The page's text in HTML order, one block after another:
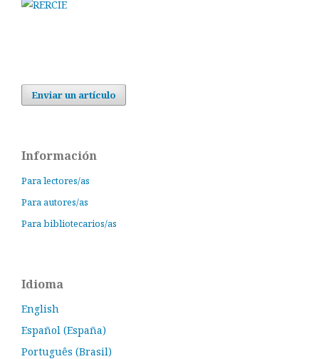
Enviar un artículo
Información
Para lectores/as
Para autores/as
Para bibliotecarios/as
Idioma
English
Español (España)
Português (Brasil)